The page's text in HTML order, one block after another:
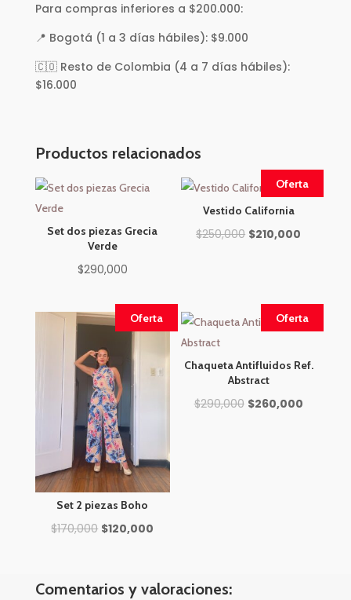
Para compras inferiores a $200.000:
📍 Bogotá (1 a 3 días hábiles): $9.000
🇨🇴 Resto de Colombia (4 a 7 días hábiles):
$16.000
Productos relacionados
Set dos piezas Grecia
Verde
$290,000
Oferta
Vestido California
$250,000 El
$250,000.
$210,000
$210,000.
Oferta
Set 2 piezas Boho
$170,000 El
era:
$120,000
es:
Oferta
Chaqueta Antifluidos Ref.
Abstract
$290,000 El
$260,000El
Comentarios y valoraciones: